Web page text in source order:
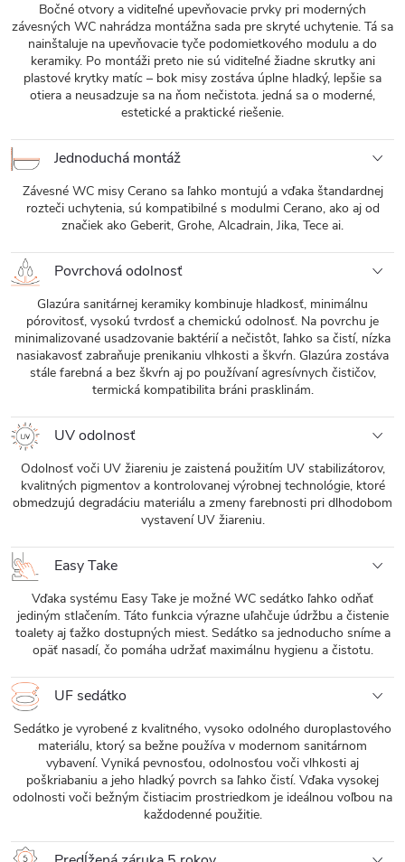
Bočné otvory a viditeľné upevňovacie prvky pri moderných
závesných WC nahrádza montážna sada pre skryté uchytenie. Tá sa
nainštaluje na upevňovacie tyče podomietkového modulu a do
keramiky. Po montáži preto nie sú viditeľné žiadne skrutky ani
plastové krytky matíc – bok misy zostáva úplne hladký, lepšie sa
otiera a neusadzuje sa na ňom nečistota. jedná sa o moderné,
estetické a praktické riešenie.
Jednoduchá montáž
Závesné WC misy Cerano sa ľahko montujú a vďaka štandardnej
rozteči uchytenia, sú kompatibilné s modulmi Cerano, ako aj od
značiek ako Geberit, Grohe, Alcadrain, Jika, Tece ai.
Povrchová odolnosť
Glazúra sanitárnej keramiky kombinuje hladkosť, minimálnu
pórovitosť, vysokú tvrdosť a chemickú odolnosť. Na povrchu je
minimalizované usadzovanie baktérií a nečistôt, ľahko sa čistí, nízka
nasiakavosť zabraňuje prenikaniu vlhkosti a škvŕn. Glazúra zostáva
stále farebná a bez škvŕn aj po používaní agresívnych čističov,
termická kompatibilita bráni prasklinám.
UV odolnosť
Odolnosť voči UV žiareniu je zaistená použitím UV stabilizátorov,
kvalitných pigmentov a kontrolovanej výrobnej technológie, ktoré
obmedzujú degradáciu materiálu a zmeny farebnosti pri dlhodobom
vystavení UV žiareniu.
Easy Take
Vďaka systému Easy Take je možné WC sedátko ľahko odňať
jediným stlačením. Táto funkcia výrazne uľahčuje údržbu a čistenie
toalety aj ťažko dostupných miest. Sedátko sa jednoducho sníme a
opäť nasadí, čo pomáha udržať maximálnu hygienu a čistotu.
UF sedátko
Sedátko je vyrobené z kvalitného, ​​vysoko odolného duroplastového
materiálu, ktorý sa bežne používa v modernom sanitárnom
vybavení. Vyniká pevnosťou, odolnosťou voči vlhkosti aj
poškriabaniu a jeho hladký povrch sa ľahko čistí. Vďaka vysokej
odolnosti voči bežným čistiacim prostriedkom je ideálnou voľbou na
každodenné použitie.